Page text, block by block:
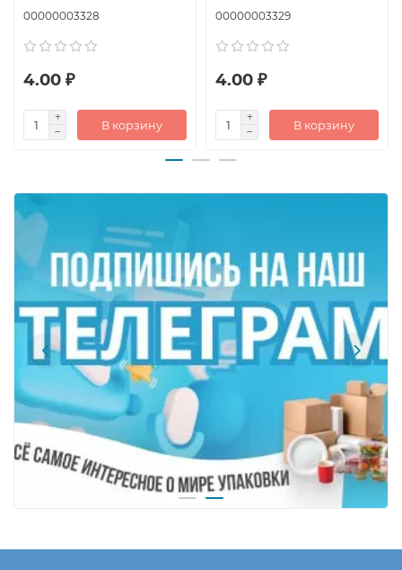
00000003328
4.00 ₽
В корзину
00000003329
4.00 ₽
В корзину